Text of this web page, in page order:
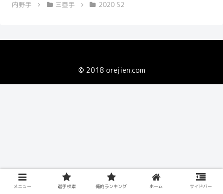
内野手
三塁手 2020 S2
© 2018 orejien.com
メニュー 選手検索 俺的ランキング ホーム サイドバー